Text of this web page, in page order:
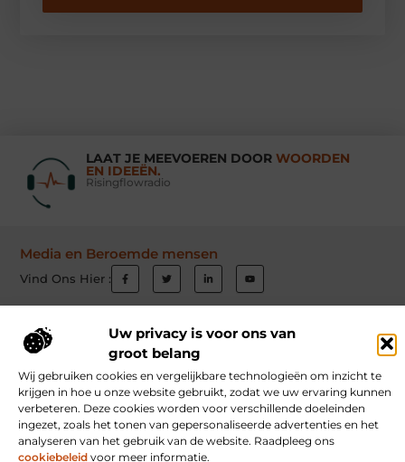
Uw privacy is voor ons van
groot belang
Wij gebruiken cookies en vergelijkbare technologieën om inzicht te
krijgen in hoe u onze website gebruikt, zodat we uw ervaring kunnen
verbeteren. Deze cookies worden voor verschillende doeleinden
ingezet, zoals het tonen van gepersonaliseerde advertenties en het
analyseren van het gebruik van de website. Raadpleeg ons
cookiebeleid voor meer informatie.
LAAT JE MEEVOEREN DOOR WOORDEN
EN IDEEËN.
Risingflowradio
Media en Beroemde mensen
Vind Ons Hier :
Contact Schrijf mee Website index Cookiebeleid (EU)
Goede Links Inkopen: Hoe Jij Jouw Website Autoriteit Geeft
Inkomsten Genereren met Jouw Website: Ontdek Hoe Jij Online Verdient